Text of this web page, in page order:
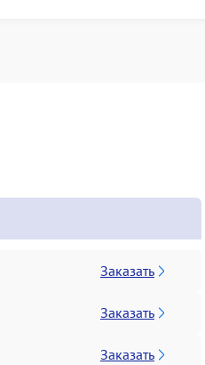
Заказать
Заказать
Заказать